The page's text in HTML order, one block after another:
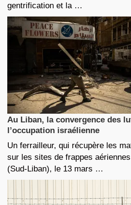
gentrification et la …
Au Liban, la convergence des
l’occupation israélienne
Un ferrailleur, qui récupère les
sur les sites de frappes
(Sud-Liban), le 13 mars …